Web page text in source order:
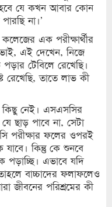
যে কখন আবার কোন
না।’
এক পরীক্ষার্থীর
এই দেখেন, নিজে
টেবিলে রেখেছি।
রেখেছি, তাতে লাভ কী
নেই। এসএসসির
ছাড় পাবে না, সেটা
পরীক্ষার ফলের ওপরই
যাবে। কিন্তু কে শুনবে
পড়াচ্ছি। এভাবে যদি
বাচ্চাদের ফলাফলেও
জীবনের পরিশ্রমের কী